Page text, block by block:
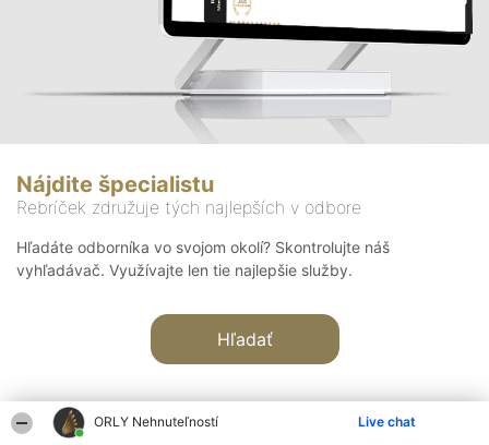
ORLY Nehnuteľností Live chat
Nájdite špecialistu
Rebríček združuje tých najlepších v odbore
Hľadáte odborníka vo svojom okolí? Skontrolujte náš
vyhľadávač. Využívajte len tie najlepšie služby.
Hľadať